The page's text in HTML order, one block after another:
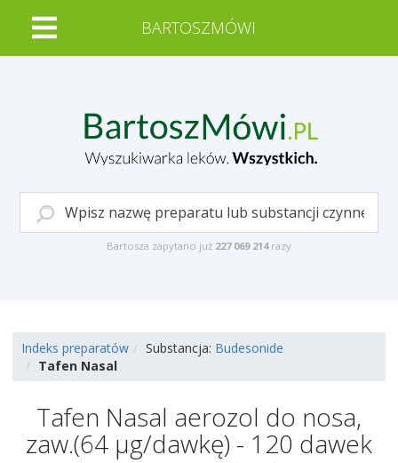
BARTOSZMÓWI
Bartosza zapytano już 227 069 214 razy
Indeks preparatów Substancja: Budesonide
Tafen Nasal
Tafen Nasal aerozol do nosa,
zaw.(64 µg/dawkę) - 120 dawek